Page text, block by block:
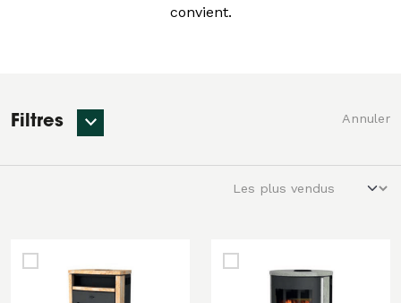
convient.
Filtres Annuler